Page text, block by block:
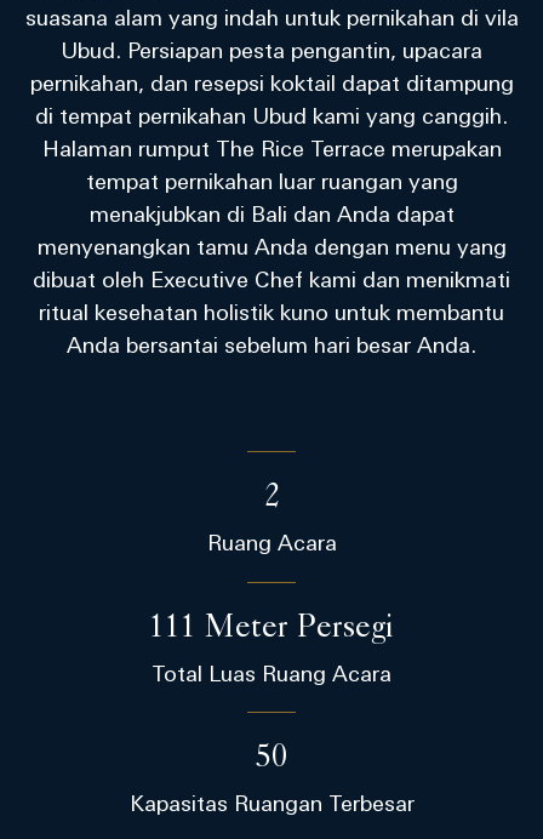
suasana alam yang indah untuk pernikahan di vila
Ubud. Persiapan pesta pengantin, upacara
pernikahan, dan resepsi koktail dapat ditampung
di tempat pernikahan Ubud kami yang canggih.
Halaman rumput The Rice Terrace merupakan
tempat pernikahan luar ruangan yang
menakjubkan di Bali dan Anda dapat
menyenangkan tamu Anda dengan menu yang
dibuat oleh Executive Chef kami dan menikmati
ritual kesehatan holistik kuno untuk membantu
Anda bersantai sebelum hari besar Anda.
2
Ruang Acara
111 Meter Persegi
Total Luas Ruang Acara
50
Kapasitas Ruangan Terbesar